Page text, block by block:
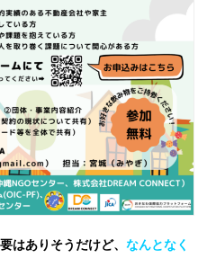
はありそうだけど、 なんとなく